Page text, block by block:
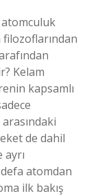
atomculuk
Kelam
kapsamlı
de dahil
atomdan
ilk bakış